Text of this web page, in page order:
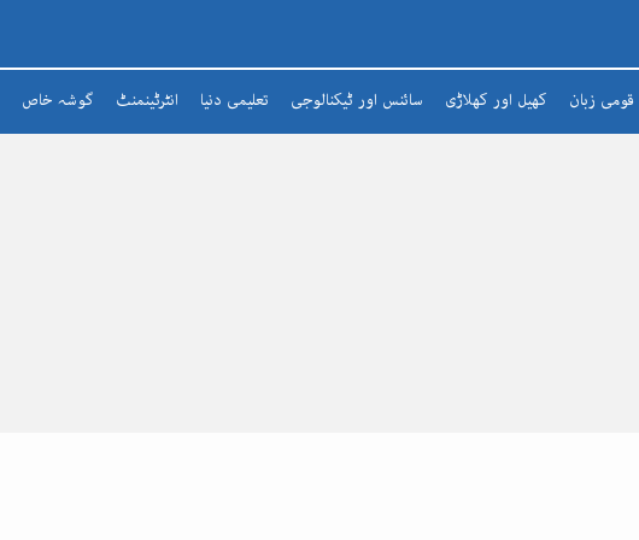
قومی زبان کھیل اور کھلاڑی سائنس اور ٹیکنالوجی تعلیمی دنیا انٹرٹینمنٹ گوشہ خاص